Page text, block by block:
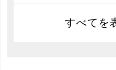
すべてを